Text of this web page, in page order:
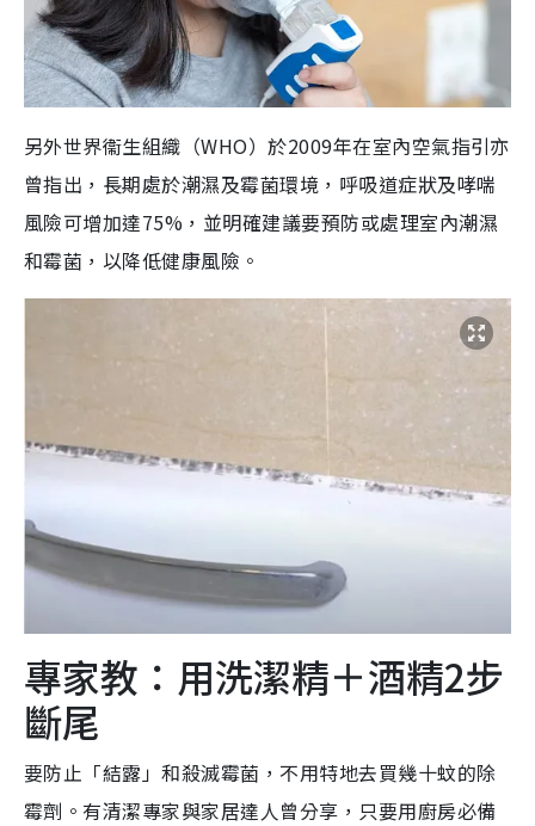
另外世界衞生組織（WHO）於2009年在室內空氣指引亦
曾指出，長期處於潮濕及霉菌環境，呼吸道症狀及哮喘
風險可增加達75%，並明確建議要預防或處理室內潮濕
和霉菌，以降低健康風險。
專家教：用洗潔精＋酒精2步
斷尾
要防止「結露」和殺滅霉菌，不用特地去買幾十蚊的除
霉劑。有清潔專家與家居達人曾分享，只要用廚房必備